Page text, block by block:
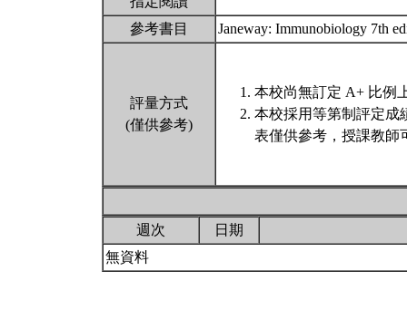
參考書目
Janeway: Immunobiology 7th
評量方式
(僅供參考)
本校尚無訂定 A+ 比例
本校採用等第制評定成
表僅供參考，授課教師
週次
日期
無資料